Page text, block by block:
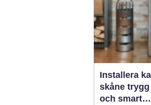
att tänk...
Installera
skåne trygg värme
och smart